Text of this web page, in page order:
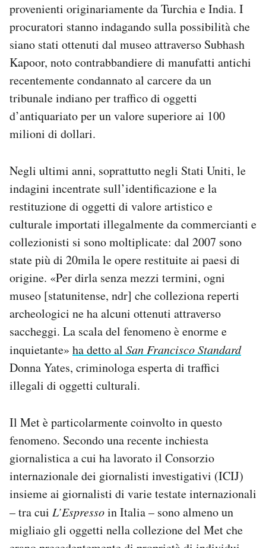
provenienti originariamente da Turchia e India. I
procuratori stanno indagando sulla possibilità che
siano stati ottenuti dal museo attraverso Subhash
Kapoor, noto contrabbandiere di manufatti antichi
recentemente condannato al carcere da un
tribunale indiano per traffico di oggetti
d’antiquariato per un valore superiore ai 100
milioni di dollari.
Negli ultimi anni, soprattutto negli Stati Uniti, le
indagini incentrate sull’identificazione e la
restituzione di oggetti di valore artistico e
culturale importati illegalmente da commercianti e
collezionisti si sono moltiplicate: dal 2007 sono
state più di 20mila le opere restituite ai paesi di
origine. «Per dirla senza mezzi termini, ogni
museo [statunitense, ndr] che colleziona reperti
archeologici ne ha alcuni ottenuti attraverso
saccheggi. La scala del fenomeno è enorme e
inquietante» ha detto al San Francisco Standard
Donna Yates, criminologa esperta di traffici
illegali di oggetti culturali.
Il Met è particolarmente coinvolto in questo
fenomeno. Secondo una recente inchiesta
giornalistica a cui ha lavorato il Consorzio
internazionale dei giornalisti investigativi (ICIJ)
insieme ai giornalisti di varie testate internazionali
– tra cui L’Espressoin Italia – sono almeno un
migliaio gli oggetti nella collezione del Met che